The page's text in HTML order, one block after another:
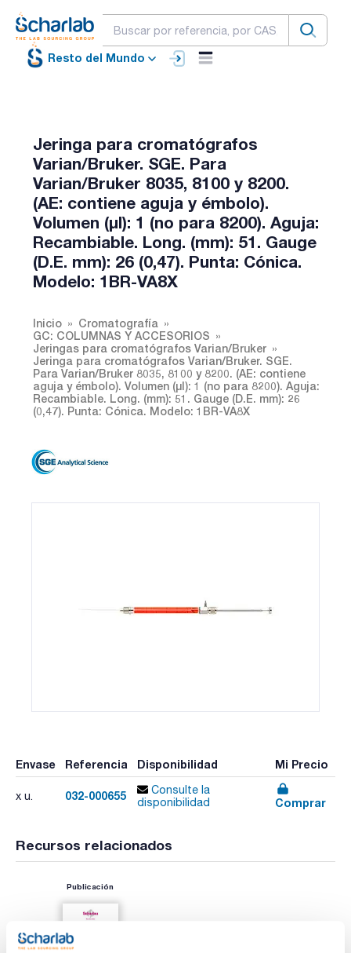
Resto del Mundo
Jeringa para cromatógrafos
Varian/Bruker. SGE. Para
Varian/Bruker 8035, 8100 y 8200.
(AE: contiene aguja y émbolo).
Volumen (µl): 1 (no para 8200). Aguja:
Recambiable. Long. (mm): 51. Gauge
(D.E. mm): 26 (0,47). Punta: Cónica.
Modelo: 1BR-VA8X
Inicio
Cromatografía
GC: COLUMNAS Y ACCESORIOS
Jeringas para cromatógrafos Varian/Bruker
Jeringa para cromatógrafos Varian/Bruker. SGE.
Para Varian/Bruker 8035, 8100 y 8200. (AE: contiene
aguja y émbolo). Volumen (µl): 1 (no para 8200). Aguja:
Recambiable. Long. (mm): 51. Gauge (D.E. mm): 26
(0,47). Punta: Cónica. Modelo: 1BR-VA8X
Envase Referencia Disponibilidad Mi Precio
x u. 032-000655
Consulte la
disponibilidad
Comprar
Recursos relacionados
Publicación